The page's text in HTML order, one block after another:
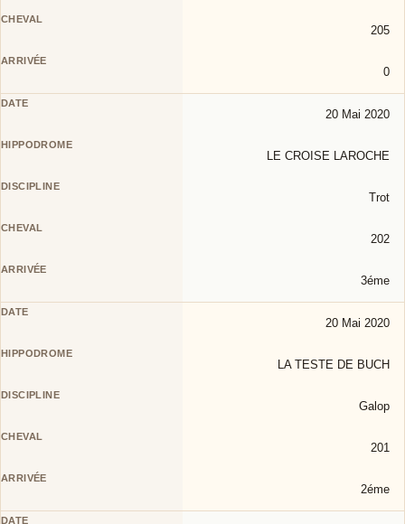
205
0
20 Mai 2020
LE CROISE LAROCHE
Trot
202
3éme
20 Mai 2020
LA TESTE DE BUCH
Galop
201
2éme